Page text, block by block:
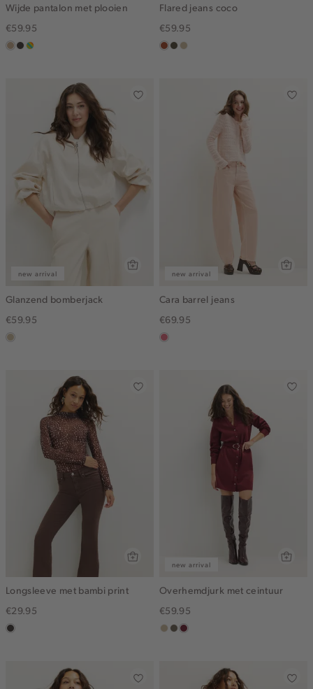
Wijde pantalon met plooien
€59.95
zandchocomeerkleurig
Flared jeans coco
€59.95
bruin
donkerkhaki
lichtzand
new arrival
Glanzend bomberjack
€59.95
lichtzand
new arrival
Cara barrel jeans
€69.95
rose,
Longsleeve met bambi print
€29.95
choco
new arrival
Overhemdjurk met ceintuur
€59.95
lichtzand
middenbruin
bordeaux